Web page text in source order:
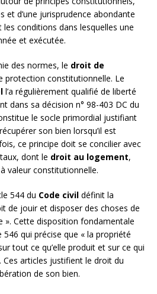
et d’une jurisprudence abondante
conditions dans lesquelles une
et exécutée.
des normes, le droit de
protection constitutionnelle. Le
l’a régulièrement qualifié de liberté
dans sa décision n° 98-403 DC du
le socle primordial justifiant
son bien lorsqu’il est
ce principe doit se concilier avec
dont le droit au logement,
valeur constitutionnelle.
544 du Code civil définit la
de jouir et disposer des choses de
». Cette disposition fondamentale
546 qui précise que « la propriété
tout ce qu’elle produit et sur ce qui
Ces articles justifient le droit du
de son bien.